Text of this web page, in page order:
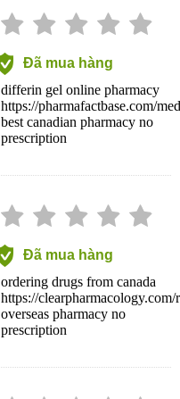
Đã mua hàng
differin gel online pharmacy
https://pharmafactbase.com/
best canadian pharmacy no
prescription
Đã mua hàng
ordering drugs from canada
https://
overseas pharmacy no
prescription